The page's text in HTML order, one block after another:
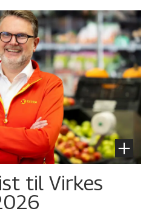
til Virkes